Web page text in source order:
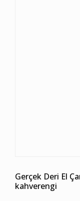
Gerçek Deri El
kahverengi